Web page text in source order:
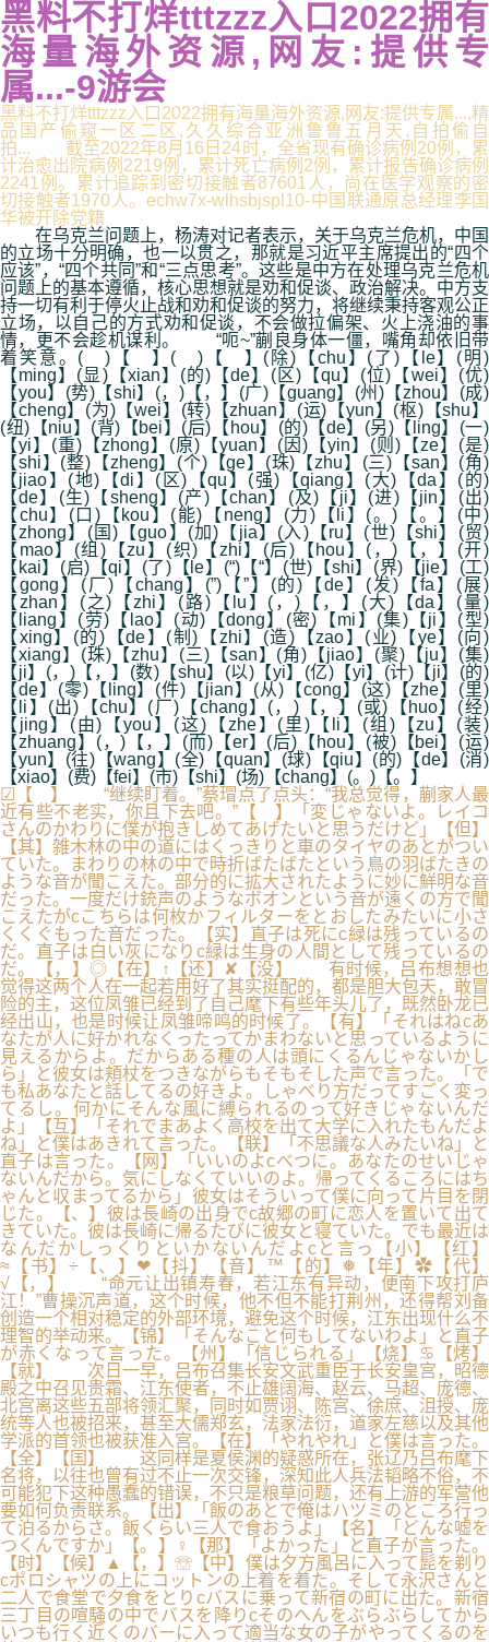
黑料不打烊tttzzz入口2022拥有
海量海外资源,网友:提供专
属...-9游会
黑料不打烊tttzzz入口2022拥有海量海外资源,网友:提供专属...,精
品国产偷窥一区二区,久久综合亚洲鲁鲁五月天,自拍偷自
拍... 截至2022年8月16日24时，全省现有确诊病例20例，累
计治愈出院病例2219例，累计死亡病例2例，累计报告确诊病例
2241例。累计追踪到密切接触者87601人，尚在医学观察的密
切接触者1970人。echw7x-wlhsbjspl10-中国联通原总经理李国
华被开除党籍
在乌克兰问题上，杨涛对记者表示，关于乌克兰危机，中国
的立场十分明确，也一以贯之，那就是习近平主席提出的“四个
应该”，“四个共同”和“三点思考”。这些是中方在处理乌克兰危机
问题上的基本遵循，核心思想就是劝和促谈、政治解决。中方支
持一切有利于停火止战和劝和促谈的努力，将继续秉持客观公正
立场，以自己的方式劝和促谈，不会做拉偏架、火上浇油的事
情，更不会趁机谋利。 “呃~”蒯良身体一僵，嘴角却依旧带
着笑意。( )【 】( )【 】(除)【chu】(了)【le】(明)
【ming】(显)【xian】(的)【de】(区)【qu】(位)【wei】(优)
【you】(势)【shi】(，)【，】(广)【guang】(州)【zhou】(成)
【cheng】(为)【wei】(转)【zhuan】(运)【yun】(枢)【shu】
(纽)【niu】(背)【bei】(后)【hou】(的)【de】(另)【ling】(一)
【yi】(重)【zhong】(原)【yuan】(因)【yin】(则)【ze】(是)
【shi】(整)【zheng】(个)【ge】(珠)【zhu】(三)【san】(角)
【jiao】(地)【di】(区)【qu】(强)【qiang】(大)【da】(的)
【de】(生)【sheng】(产)【chan】(及)【ji】(进)【jin】(出)
【chu】(口)【kou】(能)【neng】(力)【li】(。)【。】(中)
【zhong】(国)【guo】(加)【jia】(入)【ru】(世)【shi】(贸)
【mao】(组)【zu】(织)【zhi】(后)【hou】(，)【，】(开)
【kai】(启)【qi】(了)【le】(“)【“】(世)【shi】(界)【jie】(工)
【gong】(厂)【chang】(”)【”】(的)【de】(发)【fa】(展)
【zhan】(之)【zhi】(路)【lu】(，)【，】(大)【da】(量)
【liang】(劳)【lao】(动)【dong】(密)【mi】(集)【ji】(型)
【xing】(的)【de】(制)【zhi】(造)【zao】(业)【ye】(向)
【xiang】(珠)【zhu】(三)【san】(角)【jiao】(聚)【ju】(集)
【ji】(，)【，】(数)【shu】(以)【yi】(亿)【yi】(计)【ji】(的)
【de】(零)【ling】(件)【jian】(从)【cong】(这)【zhe】(里)
【li】(出)【chu】(厂)【chang】(，)【，】(或)【huo】(经)
【jing】(由)【you】(这)【zhe】(里)【li】(组)【zu】(装)
【zhuang】(，)【，】(而)【er】(后)【hou】(被)【bei】(运)
【yun】(往)【wang】(全)【quan】(球)【qiu】(的)【de】(消)
【xiao】(费)【fei】(市)【shi】(场)【chang】(。)【。】
☑【 】 “继续盯着。”蔡瑁点了点头：“我总觉得，蒯家人最
近有些不老实，你且下去吧。”【 】「変じゃないよ。レイコ
さんのかわりに僕が抱きしめてあげたいと思うだけど」【但】
【其】雑木林の中の道にはくっきりと車のタイヤのあとがつい
ていた。まわりの林の中で時折ばたばたという鳥の羽ばたきの
ような音が聞こえた。部分的に拡大されたように妙に鮮明な音
だった。一度だけ銃声のようなボオンという音が遠くの方で聞
こえたがcこちらは何枚かフィルターをとおしたみたいに小さ
くくぐもった音だった。【实】直子は死にc緑は残っているの
だ。直子は白い灰になりc緑は生身の人間として残っているの
だ。【，】◎【在】↑【还】✘【没】 有时候，吕布想想也
觉得这两个人在一起若用好了其实挺配的，都是胆大包天，敢冒
险的主，这位凤雏已经到了自己麾下有些年头儿了，既然卧龙已
经出山，也是时候让凤雏啼鸣的时候了。【有】「それはねcあ
なたが人に好かれなくったってかまわないと思っているように
見えるからよ。だからある種の人は頭にくるんじゃないかし
ら」と彼女は頬杖をつきながらもそもそした声で言った。「で
も私あなたと話してるの好きよ。しゃべり方だってすごく変っ
てるし。何かにそんな風に縛られるのって好きじゃないんだ
よ」【互】「それでまあよく高校を出て大学に入れたもんだよ
ね」と僕はあきれて言った。【联】「不思議な人みたいね」と
直子は言った。【网】「いいのよcべつに。あなたのせいじゃ
ないんだから。気にしなくていいのよ。帰ってくるころにはち
ゃんと収まってるから」彼女はそういって僕に向って片目を閉
じた。【、】彼は長崎の出身でc故郷の町に恋人を置いて出て
きていた。彼は長崎に帰るたびに彼女と寝ていた。でも最近は
なんだかしっくりといかないんだよcと言っ【小】【红】
≈【书】÷【、】❤【抖】【音】™【的】❅【年】✿【代】
√【，】 “命元让出镇寿春，若江东有异动，便南下攻打庐
江！”曹操沉声道，这个时候，他不但不能打荆州，还得帮刘备
创造一个相对稳定的外部环境，避免这个时候，江东出现什么不
理智的举动来。【锦】「そんなこと何もしてないわよ」と直子
が赤くなって言った。【州】「信じられる」【烧】♋【烤】
【就】 次日一早，吕布召集长安文武重臣于长安皇宫，昭德
殿之中召见贵霜、江东使者，不止雄阔海、赵云、马超、庞德、
北宫离这些五部将领汇聚，同时如贾诩、陈宫、徐庶、沮授、庞
统等人也被招来，甚至大儒郑玄，法家法衍，道家左慈以及其他
学派的首领也被获准入宫。【在】「やれやれ」と僕は言った。
【全】【国】 这同样是夏侯渊的疑惑所在，张辽乃吕布麾下
名将，以往也曾有过不止一次交锋，深知此人兵法韬略不俗，不
可能犯下这种愚蠢的错误，不只是粮草问题，还有上游的军营他
要如何负责联系。【出】「飯のあとで俺はハツミのところ行っ
て泊るからさ。飯くらい三人で食おうよ」【名】「どんな嘘を
つくんですか」【。】♀【那】「よかった」と直子が言った。
【时】【候】▲【，】☏【中】僕は夕方風呂に入って髭を剃り
cポロシャツの上にコットンの上着を着た。そして永沢さんと
二人で食堂で夕食をとりcバスに乗って新宿の町に出た。新宿
三丁目の喧騒の中でバスを降りcそのへんをぶらぶらしてから
いつも行く近くのバーに入って適当な女の子がやってくるのを